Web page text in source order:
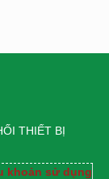
THIẾT BỊ
khoản sử dụng